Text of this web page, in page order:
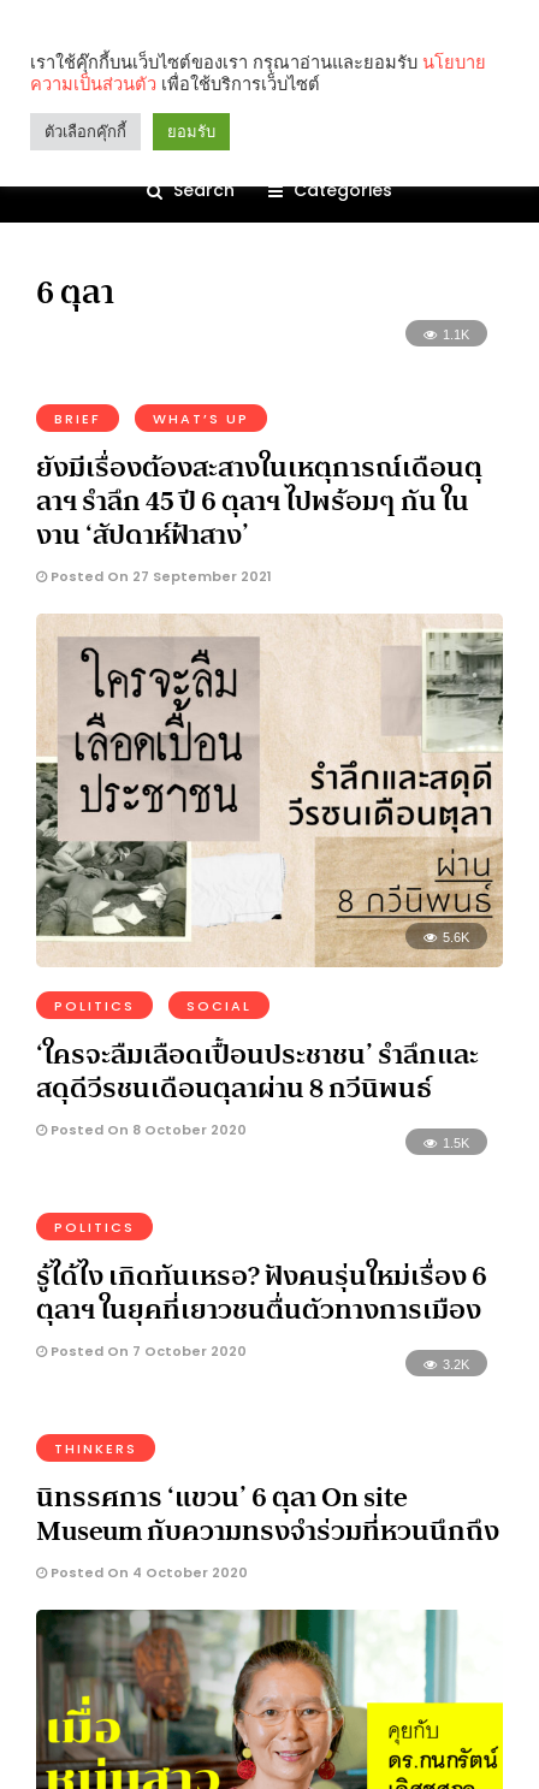
Search Categories
6 ตุลา
1.1K
BRIEF WHAT’S UP
ยังมีเรื่องต้องสะสางในเหตุการณ์เดือนตุ
ลาฯ รำลึก 45 ปี 6 ตุลาฯ ไปพร้อมๆ กัน ใน
งาน ‘สัปดาห์ฟ้าสาง’
Posted On 27 September 2021
5.6K
POLITICS SOCIAL
‘ใครจะลืมเลือดเปื้อนประชาชน’ รำลึกและ
สดุดีวีรชนเดือนตุลาผ่าน 8 กวีนิพนธ์
Posted On 8 October 2020
1.5K
POLITICS
รู้ได้ไง เกิดทันเหรอ? ฟังคนรุ่นใหม่เรื่อง 6
ตุลาฯ​ ในยุคที่เยาวชนตื่นตัวทางการเมือง
Posted On 7 October 2020
3.2K
THINKERS
นิทรรศการ ‘แขวน’ 6 ตุลา On site
Museum กับความทรงจำร่วมที่หวนนึกถึง
Posted On 4 October 2020
เราใช้คุ๊กกี้บนเว็บไซต์ของเรา กรุณาอ่านและยอมรับ นโยบาย
ความเป็นส่วนตัว เพื่อใช้บริการเว็บไซต์
ตัวเลือกคุ๊กกี้ ยอมรับ